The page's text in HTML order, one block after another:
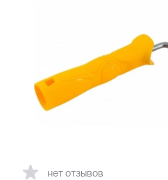
нет отзывов